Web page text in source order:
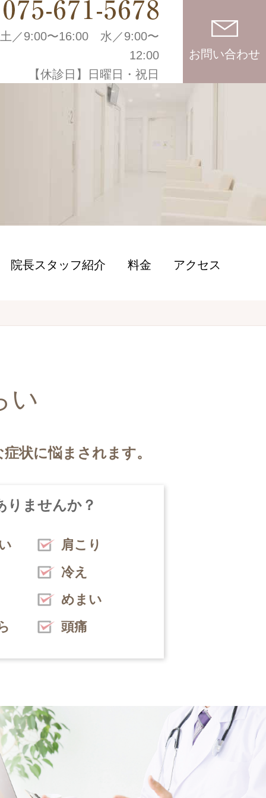
／9:00〜16:00 水／9:00〜
12:00
【休診日】日曜日・祝日
お問い合わせ
院長スタッフ紹介 料金 アクセス
い
状に悩まされます。
りませんか？
肩こり
冷え
めまい
頭痛